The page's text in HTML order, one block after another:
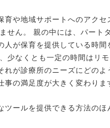
や地域サポートへのアクセ
せん。 親の中には、パート
が保育を提供している時間
少なくとも一定の時間はリ
が診療所のニーズにどのよ
の満足度が大きく変わりま
ールを提供できる方法のほ